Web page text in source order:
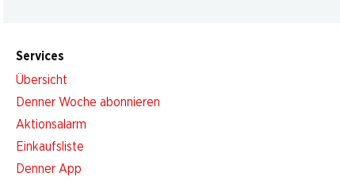
Services
Übersicht
Denner Woche abonnieren
Aktionsalarm
Einkaufsliste
Denner App